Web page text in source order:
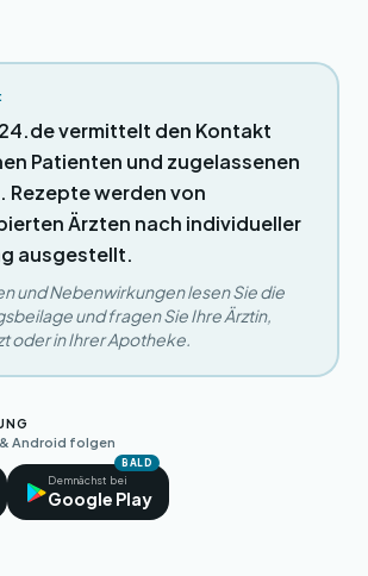
vermittelt den Kontakt
Patienten und zugelassenen
Rezepte werden von
Ärzten nach individueller
ausgestellt.
und Nebenwirkungen lesen Sie die
und fragen Sie Ihre Ärztin,
oder in Ihrer Apotheke.
Android folgen
BALD
Demnächst bei
Google Play